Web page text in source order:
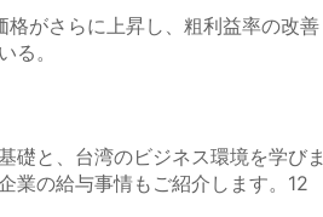
がさらに上昇し、粗利益率の改善
る。
礎と、台湾のビジネス環境を学びま
業の給与事情もご紹介します。12